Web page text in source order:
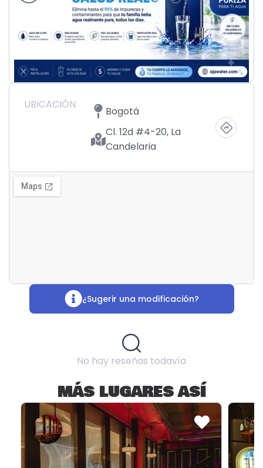
UBICACIÓN
Bogotá
Cl. 12d #4-20, La
Candelaria
¿Sugerir una modificación?
No hay reseñas todavía
MÁS LUGARES ASÍ